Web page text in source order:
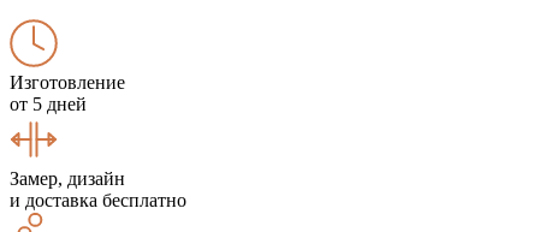
Изготовление
от 5 дней
Замер, дизайн
и доставка бесплатно